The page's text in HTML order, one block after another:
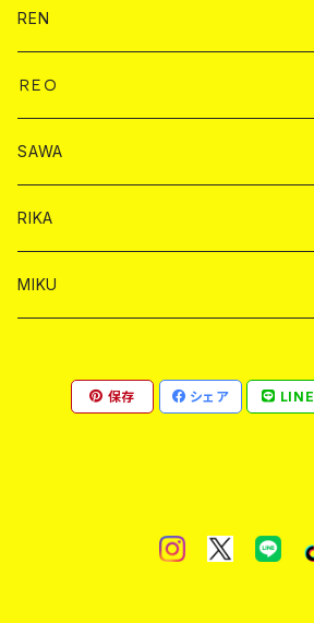
ドリンク
ドリンク
ヤードグラス
チェキ
ドリンク
ドリンク
シャンパン
チェキ
バイカ
ドリンク
シャンパン
ヤードグラス
チェキ
REN
バイカ
ドリンク
ショット
シャンパン
ヤードグラス
チェキ
ＲＥＯ
ドリンク
シャンパン
ショット
ヤードグラス
バイカ
チェキ
SAWA
ドリンク
シャンパン
バイカ
RIKA
ドリンク
MIKU
シャンパン
保存 シェア LINE